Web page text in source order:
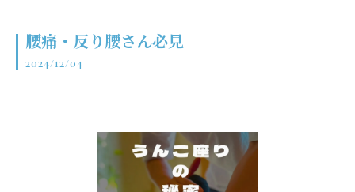
腰痛・反り腰さん必見
2024/12/04